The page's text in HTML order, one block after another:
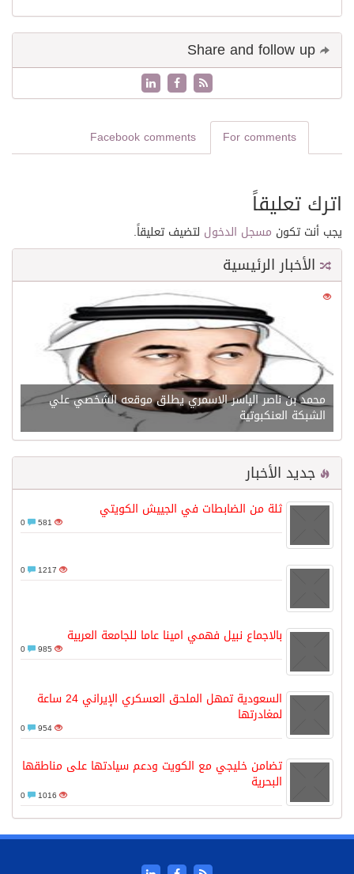
For comments
Facebook comments
اترك تعليقاً
يجب أنت تكون مسجل الدخول لتضيف تعليقاً.
الأخبار الرئيسية
21557
محمد بن ناصر الياسر الاسمري يطلق موقعه الشخصي علي
الشبكة العنكبوتية
جديد الأخبار
ثلة من الضابطات في الجييش الكويتي
581
1217
بالاجماع نبيل فهمي امينا عاما للجامعة العربية
985
السعودية تمهل الملحق العسكري الإيراني 24 ساعة
لمغادرتها
954
تضامن خليجي مع الكويت ودعم سيادتها على مناطقها
البحرية
1016